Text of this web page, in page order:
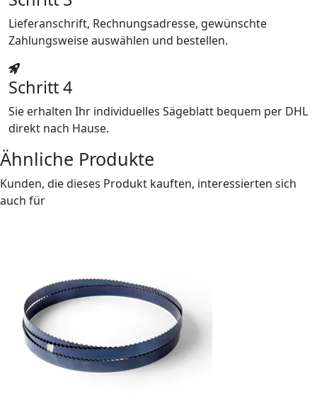
Lieferanschrift, Rechnungsadresse, gewünschte
Zahlungsweise auswählen und bestellen.
Schritt 4
Sie erhalten Ihr individuelles Sägeblatt bequem per DHL
direkt nach Hause.
Ähnliche Produkte
Kunden, die dieses Produkt kauften, interessierten sich
auch für